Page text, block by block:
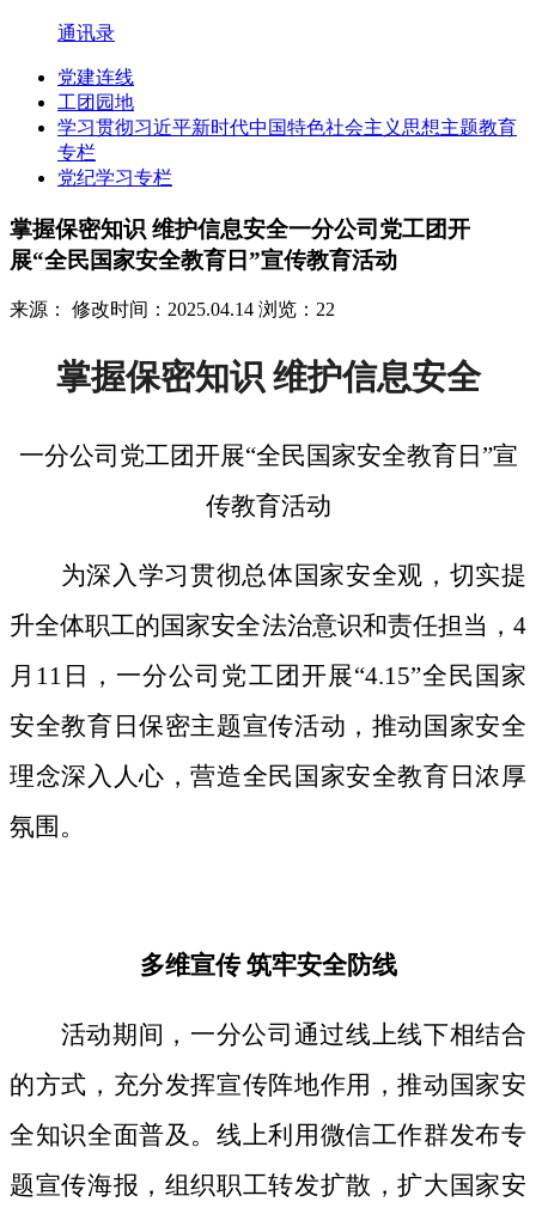
通讯录
党建连线
工团园地
学习贯彻习近平新时代中国特色社会主义思想主题教育
专栏
党纪学习专栏
掌握保密知识 维护信息安全一分公司党工团开
展“全民国家安全教育日”宣传教育活动
来源： 修改时间：2025.04.14 浏览：22
掌握保密知识 维护信息安全
一分公司党工团开展“全民国家安全教育日”宣
传教育活动
为深入学习贯彻总体国家安全观，切实提
升全体职工的国家安全法治意识和责任担当， 4
月11日，一分公司党工团开展“4.15”全民国家
安全教育日保密主题宣传活动，推动国家安全
理念深入人心，营造全民国家安全教育日浓厚
氛围。
多维宣传筑牢安全防线
活动期间， 一分公司通过线上线下相结合
的方式， 充分发挥宣传阵地作用，推动国家安
全知识全面普及。线上利用微信工作群发布专
题宣传海报，组织职工转发扩散，扩大国家安